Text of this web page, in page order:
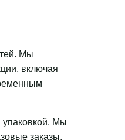
Мы
включая
упаковкой. Мы
заказы,